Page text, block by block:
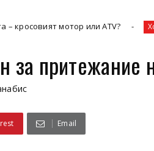
мотор или ATV? Холивуд
притежание
Email